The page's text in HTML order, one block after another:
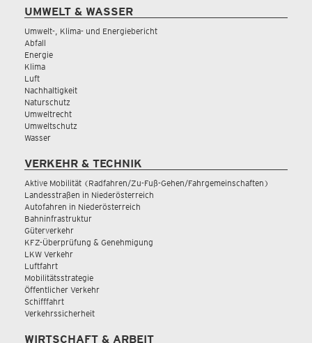
UMWELT & WASSER
Umwelt-, Klima- und Energiebericht
Abfall
Energie
Klima
Luft
Nachhaltigkeit
Naturschutz
Umweltrecht
Umweltschutz
Wasser
VERKEHR & TECHNIK
Aktive Mobilität (Radfahren/Zu-Fuß-Gehen/Fahrgemeinschaften)
Landesstraßen in Niederösterreich
Autofahren in Niederösterreich
Bahninfrastruktur
Güterverkehr
KFZ-Überprüfung & Genehmigung
LKW Verkehr
Luftfahrt
Mobilitätsstrategie
Öffentlicher Verkehr
Schifffahrt
Verkehrssicherheit
WIRTSCHAFT & ARBEIT